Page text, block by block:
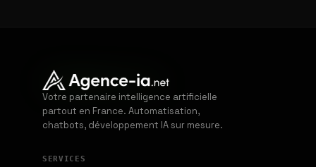
Votre partenaire intelligence artificielle
partout en France. Automatisation,
chatbots, développement IA sur mesure.
SERVICES